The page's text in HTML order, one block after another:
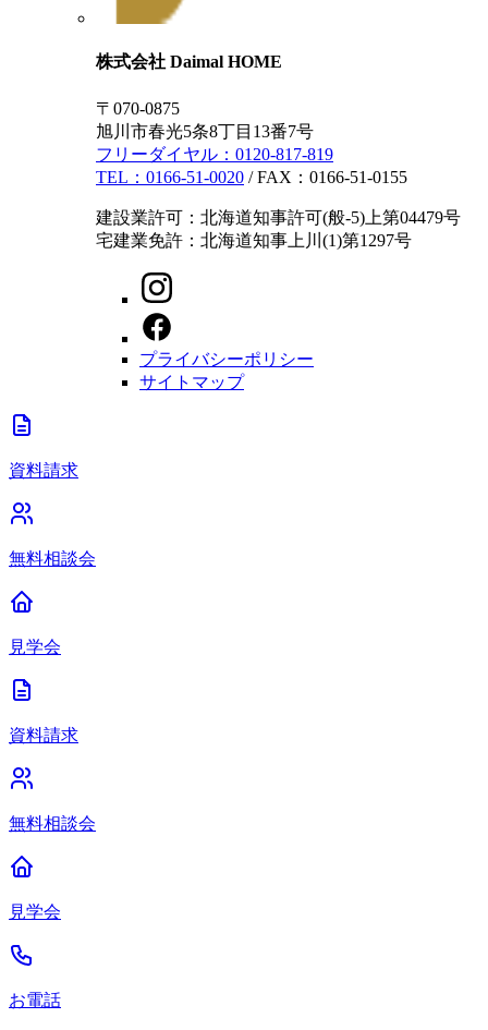
株式会社 Daimal HOME
〒070-0875
旭川市春光5条8丁目13番7号
フリーダイヤル： 0120-817-819
TEL： 0166-51-0020 / FAX：0166-51-0155
建設業許可：北海道知事許可(般-5)上第04479号
宅建業免許：北海道知事上川(1)第1297号
プライバシーポリシー
サイトマップ
資料請求
無料相談会
見学会
資料請求
無料相談会
見学会
お電話